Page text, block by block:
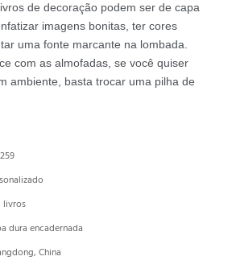
de decoração podem ser de capa
imagens bonitas, ter cores
uma fonte marcante na lombada.
com as almofadas, se você quiser
ambiente, basta trocar uma pilha de
livros
dura encadernada
China